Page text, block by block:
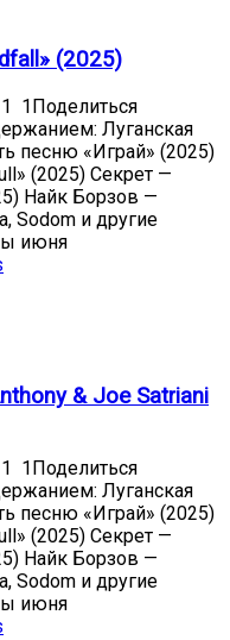
(2025)
1Поделиться
Луганская
песню «Играй» (2025)
(2025) Секрет —
Найк Борзов —
Sodom и другие
июня
& Joe Satriani
1Поделиться
Луганская
песню «Играй» (2025)
(2025) Секрет —
Найк Борзов —
Sodom и другие
июня